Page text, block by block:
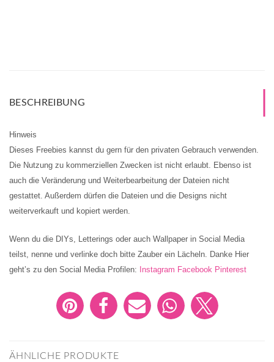
BESCHREIBUNG
Hinweis
Dieses Freebies kannst du gern für den privaten Gebrauch verwenden.
Die Nutzung zu kommerziellen Zwecken ist nicht erlaubt. Ebenso ist
auch die Veränderung und Weiterbearbeitung der Dateien nicht
gestattet. Außerdem dürfen die Dateien und die Designs nicht
weiterverkauft und kopiert werden.
Wenn du die DIYs, Letterings oder auch Wallpaper in Social Media
teilst, nenne und verlinke doch bitte Zauber ein Lächeln. Danke Hier
geht’s zu den Social Media Profilen: Instagram Facebook Pinterest
ÄHNLICHE PRODUKTE